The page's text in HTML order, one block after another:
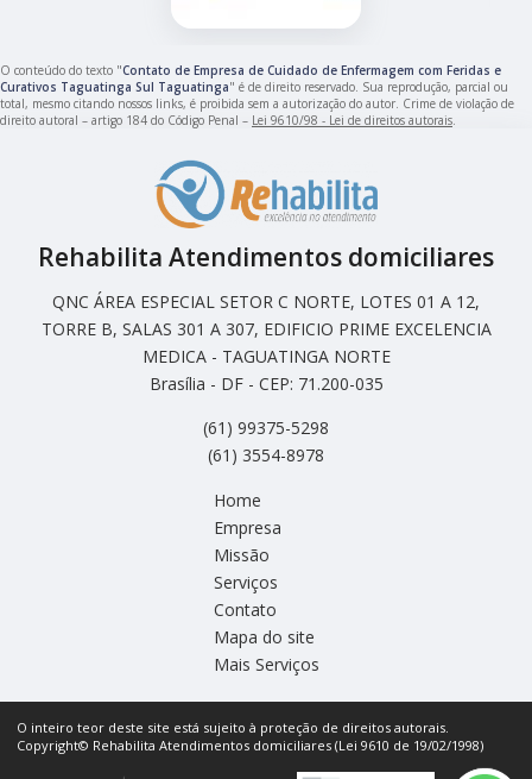
O conteúdo do texto "Contato de Empresa de Cuidado de Enfermagem com Feridas e
Curativos Taguatinga Sul Taguatinga" é de direito reservado. Sua reprodução, parcial ou
total, mesmo citando nossos links, é proibida sem a autorização do autor. Crime de violação de
direito autoral – artigo 184 do Código Penal – Lei 9610/98 - Lei de direitos autorais
Rehabilita Atendimentos domiciliares
QNC ÁREA ESPECIAL SETOR C NORTE, LOTES 01 A 12,
TORRE B, SALAS 301 A 307, EDIFICIO PRIME EXCELENCIA
MEDICA - TAGUATINGA NORTE
Brasília - DF - CEP: 71.200-035
(61) 99375-5298
(61) 3554-8978
Home
Empresa
Missão
Serviços
Contato
Mapa do site
Mais Serviços
O inteiro teor deste site está sujeito à proteção de direitos autorais.
Copyright© Rehabilita Atendimentos domiciliares (Lei 9610 de 19/02/1998)